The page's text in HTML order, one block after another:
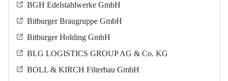
BGH Edelstahlwerke GmbH
Bitburger Braugruppe GmbH
Bitburger Holding GmbH
BLG LOGISTICS GROUP AG & Co. KG
BOLL & KIRCH Filterbau GmbH